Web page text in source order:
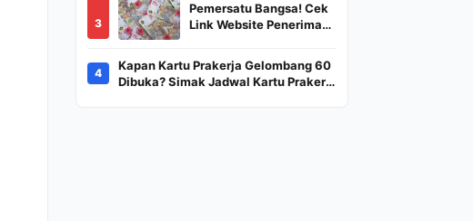
Bagaimana
Prosedurnya?
3
Pemersatu Bangsa! Cek
Link Website Penerima
Dana Rp600 Ribu Rupiah
4
Kapan Kartu Prakerja Gelombang 60
Dibuka? Simak Jadwal Kartu Prakerja